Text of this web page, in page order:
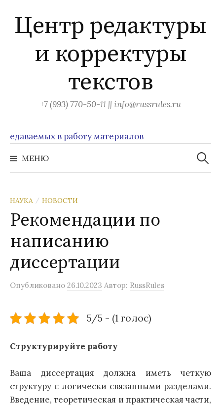
содержимому
Центр редактуры
и корректуры
текстов
+7 (993) 770-50-11 || info@russrules.ru
в работу материалов
МЕНЮ
Найти:
НАУКА / НОВОСТИ
Рекомендации по
написанию
диссертации
Опубликовано 26.10.2023 Автор: RussRules
5/5 - (1 голос)
Структурируйте работу
Ваша диссертация должна иметь четкую
структуру с логически связанными разделами.
Введение, теоретическая и практическая части,